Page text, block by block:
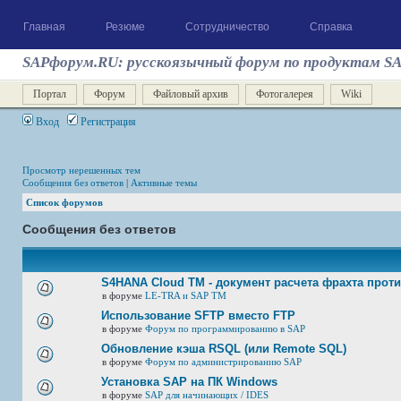
Главная Резюме Сотрудничество Справка
SAPфорум.RU: русскоязычный форум по продуктам
Портал Форум Файловый архив Фотогалерея Wiki
Вход Регистрация
Просмотр нерешенных тем
Сообщения без ответов | Активные темы
Список форумов
Сообщения без ответов
S4HANA Cloud TM - документ расчета фрахта
в форуме LE-TRA и SAP TM
Использование SFTP вместо FTP
в форуме Форум по программированию в SAP
Обновление кэша RSQL (или Remote SQL)
в форуме Форум по администрированию SAP
Установка SAP на ПК Windows
в форуме SAP для начинающих / IDES